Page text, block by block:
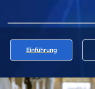
Einführung